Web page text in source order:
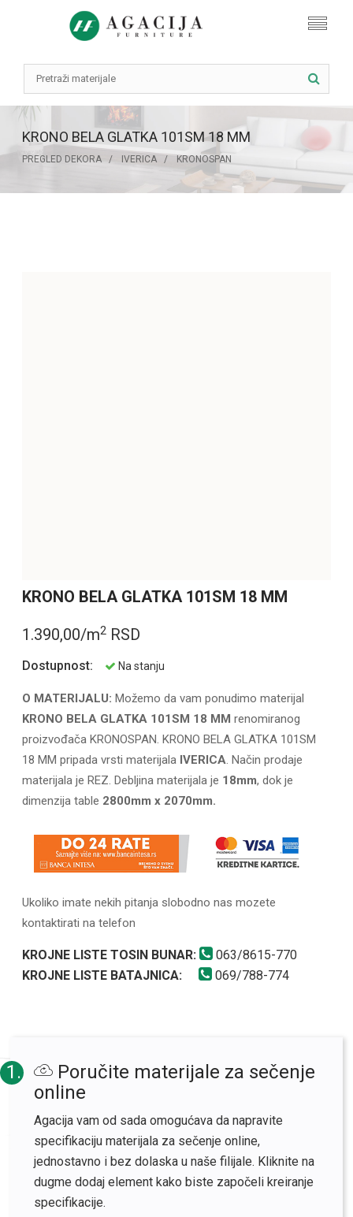
KRONO BELA GLATKA 101SM 18 MM
PREGLED DEKORA IVERICA KRONOSPAN
KRONO BELA GLATKA 101SM 18 MM
1.390,00/m2 RSD
Dostupnost: Na stanju
O MATERIJALU: Možemo da vam ponudimo materijal
KRONO BELA GLATKA 101SM 18 MM renomiranog
proizvođača KRONOSPAN. KRONO BELA GLATKA 101SM
18 MM pripada vrsti materijala IVERICA. Način prodaje
materijala je REZ. Debljina materijala je 18mm, dok je
dimenzija table 2800mm x 2070mm.
Ukoliko imate nekih pitanja slobodno nas mozete
kontaktirati na telefon
KROJNE LISTE TOSIN BUNAR:
063/8615-770
KROJNE LISTE BATAJNICA:
069/788-774
1.
Poručite materijale za sečenje
online
Agacija vam od sada omogućava da napravite
specifikaciju materijala za sečenje online,
jednostavno i bez dolaska u naše filijale. Kliknite na
dugme dodaj element kako biste započeli kreiranje
specifikacije.